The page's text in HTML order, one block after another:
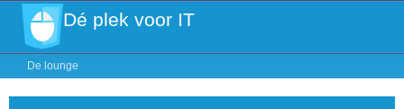
Dé plek voor IT
De lounge